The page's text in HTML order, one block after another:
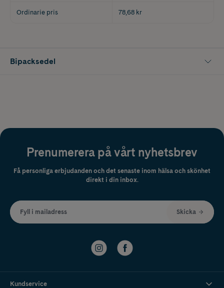
Ordinarie pris 78,68 kr
Bipacksedel
Prenumerera på vårt nyhetsbrev
Få personliga erbjudanden och det senaste inom hälsa och skönhet
direkt i din inbox.
Fyll i mailadress Skicka
Kundservice